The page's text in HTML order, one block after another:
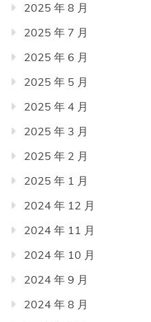
2025 年 8 月
2025 年 7 月
2025 年 6 月
2025 年 5 月
2025 年 4 月
2025 年 3 月
2025 年 2 月
2025 年 1 月
2024 年 12 月
2024 年 11 月
2024 年 10 月
2024 年 9 月
2024 年 8 月